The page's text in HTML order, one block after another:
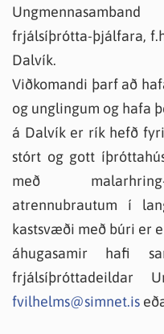
frjálsíþrótta-þjálfara,
Dalvík.
Viðkomandi þarf að
og unglingum og hafa
á Dalvík er rík hefð
stórt og gott
með
atrennubrautum í
kastsvæði með búri er
áhugasamir hafi
frjálsíþróttadeildar
fvilhelms@simnet.is